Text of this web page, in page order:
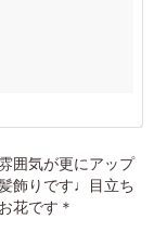
囲気が更にアップ
飾りです♩目立ち
花です＊